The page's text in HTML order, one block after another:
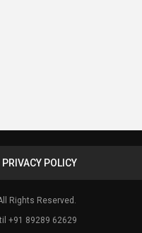
PRIVACY POLICY
Rights Reserved.
+91 89289 62629